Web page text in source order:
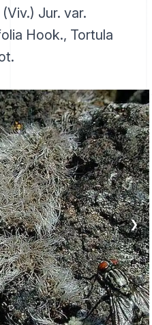
Jur. var.
Hook., Tortula
❯